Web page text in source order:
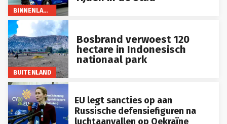
BINNENLAND
BUITENLAND
Bosbrand verwoest 120
hectare in Indonesisch
nationaal park
EU legt sancties op aan
Russische defensiefiguren na
luchtaanvallen op Oekraïne